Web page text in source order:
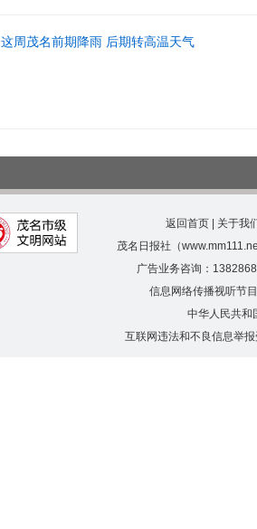
这周茂名前期降雨 后期转高温天气
返回首页
关于我
茂名日报社（
广告业务咨询：
信息网络传播视听节
中华人民共和
互联网违法和不良信息举